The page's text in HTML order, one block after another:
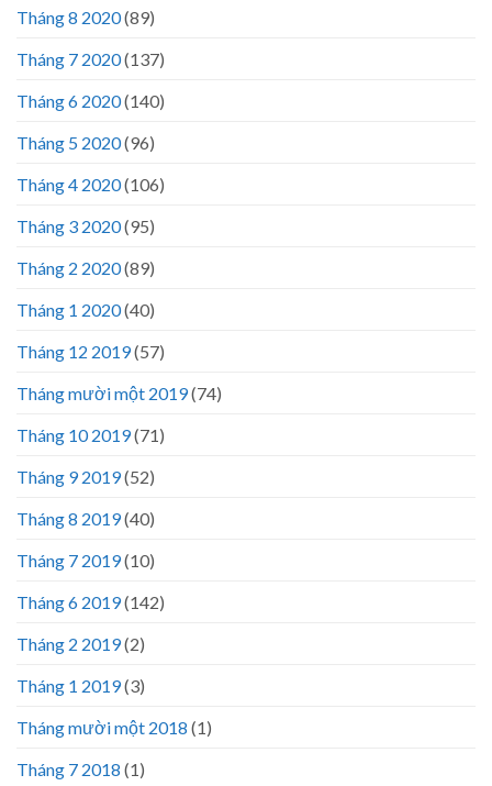
Tháng 8 2020(89)
Tháng 7 2020(137)
Tháng 6 2020(140)
Tháng 5 2020(96)
Tháng 4 2020(106)
Tháng 3 2020(95)
Tháng 2 2020(89)
Tháng 1 2020(40)
Tháng 12 2019(57)
Tháng mười một 2019(74)
Tháng 10 2019(71)
Tháng 9 2019(52)
Tháng 8 2019(40)
Tháng 7 2019(10)
Tháng 6 2019(142)
Tháng 2 2019(2)
Tháng 1 2019(3)
Tháng mười một 2018 (1)
Tháng 7 2018 (1)